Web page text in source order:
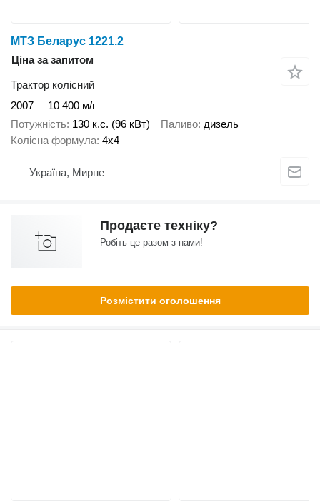
МТЗ Беларус 1221.2
Ціна за запитом
Трактор колісний
2007
10 400 м/г
Потужність 130 к.с. (96 кВт) Паливо дизель
Колісна формула 4x4
Україна, Мирне
Продаєте техніку?
Робіть це разом з нами!
Розмістити оголошення